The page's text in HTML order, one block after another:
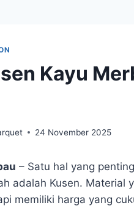
Kayu
24 November 2025
– Satu hal yang
adalah Kusen. Material
memiliki harga yang